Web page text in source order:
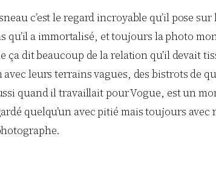
c’est le regard incroyable qu’il pose
qu’il a immortalisé, et toujours la photo
ça dit beaucoup de la relation qu’il devait
leurs terrains vagues, des bistrots de
quand il travaillait pour Vogue, est un
quelqu’un avec pitié mais toujours